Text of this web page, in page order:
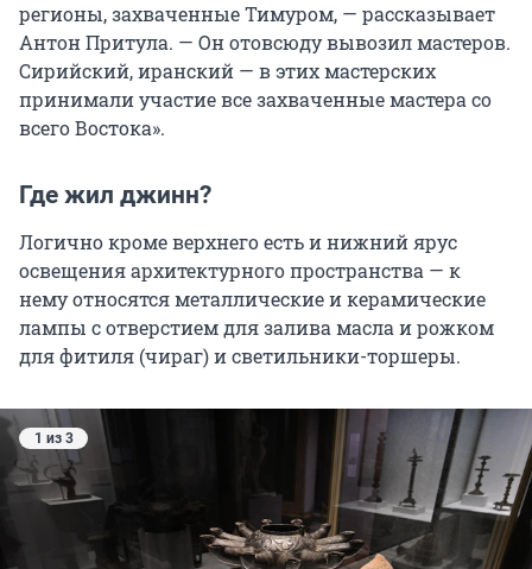
регионы, захваченные Тимуром, — рассказывает
Антон Притула. — Он отовсюду вывозил мастеров.
Сирийский, иранский — в этих мастерских
принимали участие все захваченные мастера со
всего Востока».
Где жил джинн?
Логично кроме верхнего есть и нижний ярус
освещения архитектурного пространства — к
нему относятся металлические и керамические
лампы с отверстием для залива масла и рожком
для фитиля (чираг) и светильники-торшеры.
1 из 3